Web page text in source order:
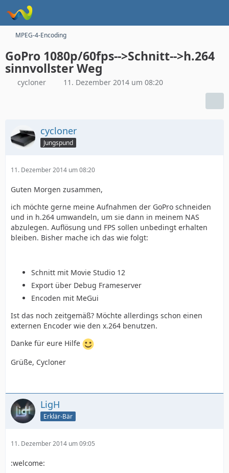
MPEG-4-Encoding
GoPro 1080p/60fps-->Schnitt-->h.264
sinnvollster Weg
cycloner 11. Dezember 2014 um 08:20
cycloner
Jungspund
11. Dezember 2014 um 08:20
Guten Morgen zusammen,
ich möchte gerne meine Aufnahmen der GoPro schneiden
und in h.264 umwandeln, um sie dann in meinem NAS
abzulegen. Auflösung und FPS sollen unbedingt erhalten
bleiben. Bisher mache ich das wie folgt:
Schnitt mit Movie Studio 12
Export über Debug Frameserver
Encoden mit MeGui
Ist das noch zeitgemäß? Möchte allerdings schon einen
externen Encoder wie den x.264 benutzen.
Danke für eure Hilfe
Grüße, Cycloner
LigH
Erklär-Bär
11. Dezember 2014 um 09:05
:welcome: